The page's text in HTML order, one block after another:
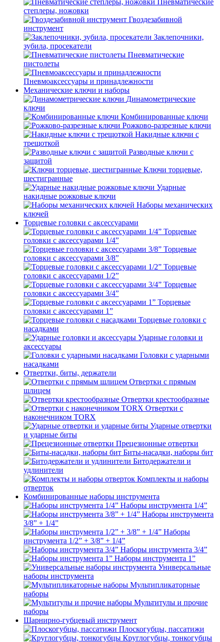
Пневматические
степлеры, ножовки
Гвоздезабивной
инструмент
Заклепочники,
зубила, просекатели
Пневматические
пистолеты
Пневмоаксессуары и принадлежности
Механические ключи и наборы
Динамометрические
ключи
Комбинированные ключи
Рожково-разрезные ключи
Накидные ключи с
трещоткой
Разводные ключи с
защитой
Ключи торцевые,
шестигранные
Ударные
накидные рожковые ключи
Наборы механических
ключей
Торцевые головки с аксессуарами
Торцевые
головки с аксессуарами 1/4”
Торцевые
головки с аксессуарами 3/8”
Торцевые
головки с аксессуарами 1/2”
Торцевые
головки с аксессуарами 3/4”
Торцевые
головки с аксессуарами 1”
Торцевые головки с
насадками
Ударные головки и
аксессуары
Головки с ударными
насадками
Отвертки, биты, держатели
Отвертки с прямым
шлицем
Отвертки крестообразные
Отвертки с
наконечником TORX
Ударные отвертки
и ударные биты
Прецезионные отвертки
Биты-насадки, наборы бит
Битодержатели и
удлинители
Комплекты и наборы
отверток
Комбинированные наборы инструмента
Наборы инструмента 1/4”
Наборы инструмента
3/8” + 1/4”
Наборы
инструмента 1/2” + 3/8” + 1/4”
Наборы инструмента 3/4”
Наборы инструмента 1”
Универсальные
наборы инструмента
Мультипликаторные
наборы
Мультитулы и прочие
наборы
Шарнирно-губцевый инструмент
Плоскогубцы, пассатижи
Круглогубцы, тонкогубцы